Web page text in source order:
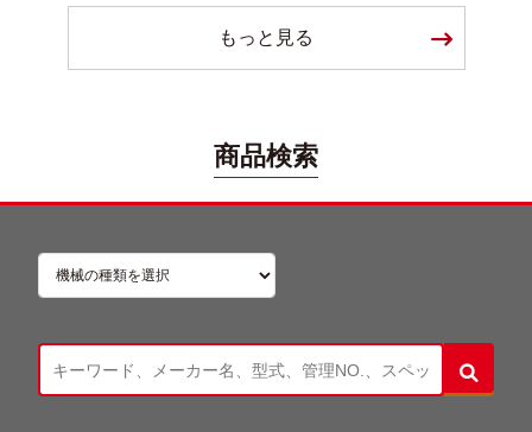
もっと見る
商品検索